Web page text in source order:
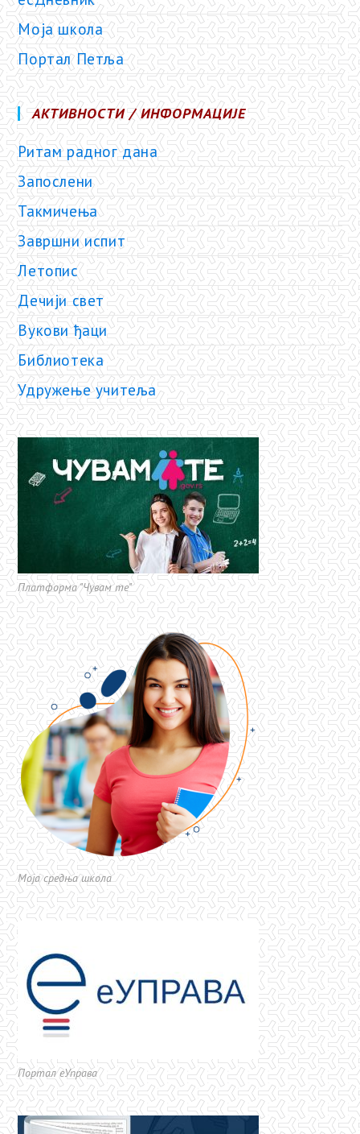
Моја школа
Портал Петља
АКТИВНОСТИ / ИНФОРМАЦИЈЕ
Ритам радног дана
Запослени
Такмичења
Завршни испит
Летопис
Дечији свет
Вукови ђаци
Библиотека
Удружење учитеља
Платформа "Чувам те"
Моја средња школа
Портал еУправа